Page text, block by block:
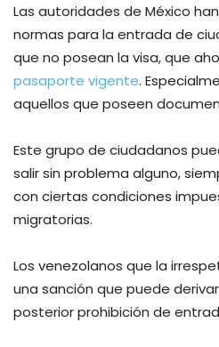
Las autoridades de México
normas para la entrada de
que no posean la visa, que
pasaporte vigente.
aquellos que poseen
Este grupo de ciudadanos
salir sin problema alguno,
con ciertas condiciones
migratorias.
Los venezolanos que la
una sanción que puede
posterior prohibición de